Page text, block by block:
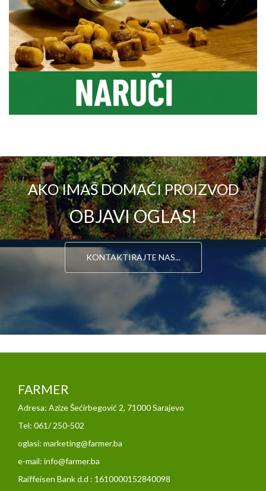
AKO IMAŠ DOMAĆI PROIZVOD
OBJAVI OGLAS!
KONTAKTIRAJTE NAS...
FARMER
Adresa: Azize Šećirbegović 2, 71000 Sarajevo
Tel: 061/ 250-502
oglasi: marketing@farmer.ba
e-mail: info@farmer.ba
Raiffeisen Bank d.d : 1610000152840098